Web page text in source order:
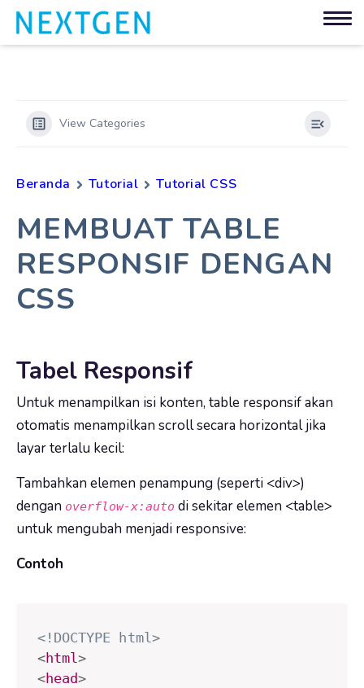
View Categories
Beranda Tutorial Tutorial CSS
MEMBUAT TABLE
RESPONSIF DENGAN
CSS
Tabel Responsif
Untuk menampilkan isi konten, table responsif akan
otomatis menampilkan scroll secara horizontal jika
layar terlalu kecil:
Tambahkan elemen penampung (seperti <div>)
dengan overflow-x:auto di sekitar elemen <table>
untuk mengubah menjadi responsive:
Contoh
<!DOCTYPE html>
<html>
<head>